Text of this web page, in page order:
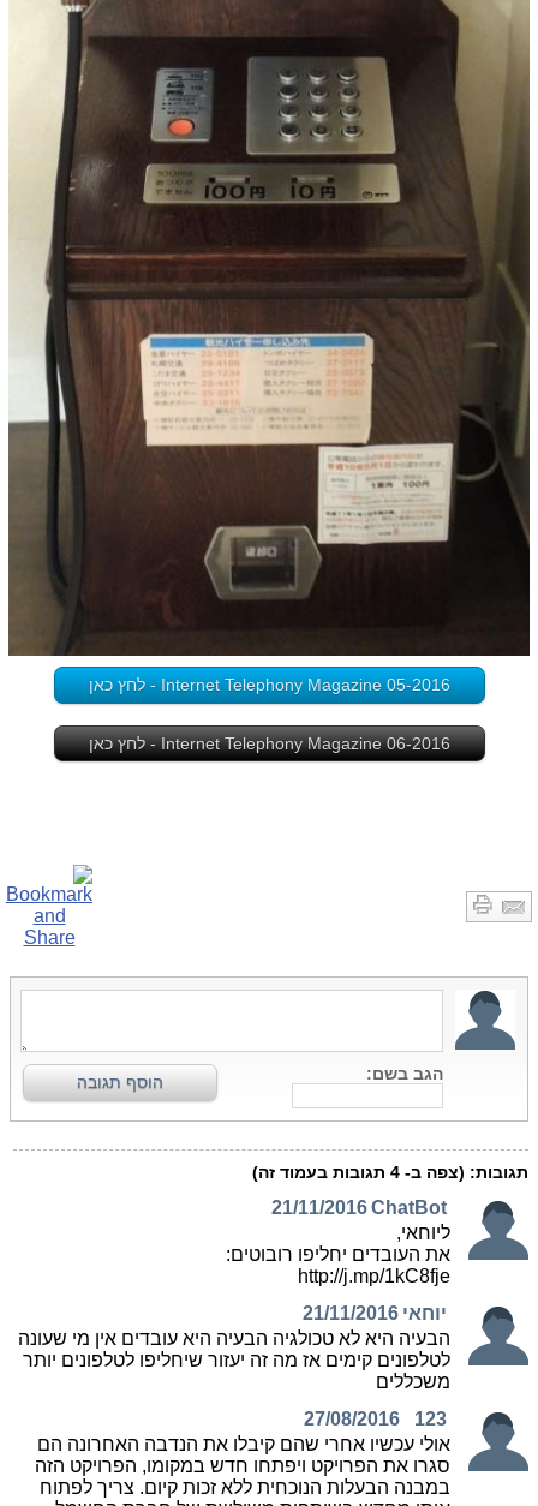
Internet Telephony Magazine 05-2016 - לחץ כאן
Internet Telephony Magazine 06-2016 - לחץ כאן